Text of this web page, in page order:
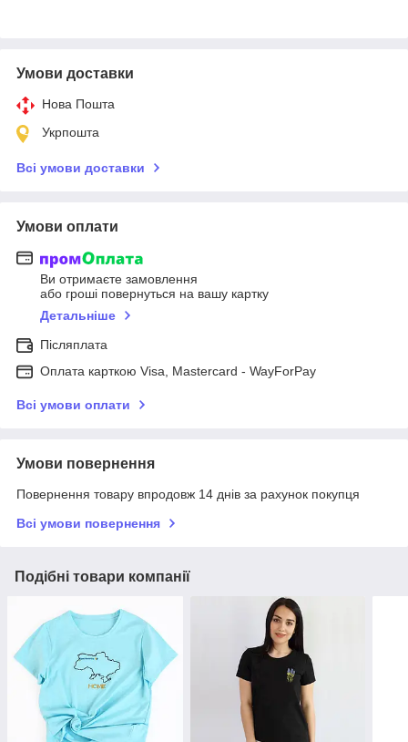
Умови доставки
Нова Пошта
Укрпошта
Всі умови доставки
Умови оплати
Ви отримаєте замовлення
або гроші повернуться на вашу картку
Детальніше
Післяплата
Оплата карткою Visa, Mastercard - WayForPay
Всі умови оплати
Умови повернення
Повернення товару впродовж 14 днів за рахунок покупця
Всі умови повернення
Подібні товари компанії